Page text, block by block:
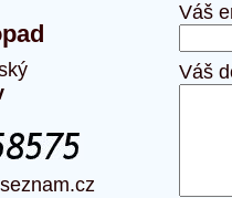
Váš
Váš